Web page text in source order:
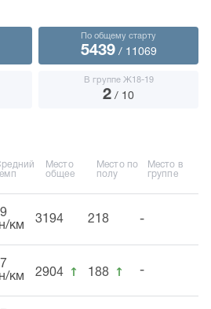
По общему старту
5439/ 11069
В группе Ж18-19
2 / 10
Место
общее
Место по
полу
Место в
группе
км
3194 218 -
км
2904 ↑ 188 ↑ -